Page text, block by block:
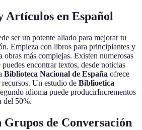
Artículos en Español
ser un potente aliado para mejorar tu
Empieza con libros para principiantes y
obras más complejas. Existen numerosas
encontrar textos, desde noticias
Biblioteca Nacional de España ofrece
Un estudio de Biblioetica
idioma puede producirIncrementos
del 50%.
de Conversación